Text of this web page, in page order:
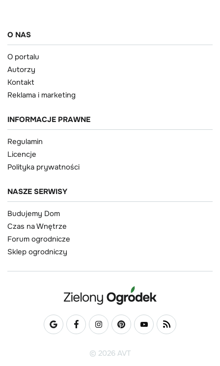
O NAS
O portalu
Autorzy
Kontakt
Reklama i marketing
INFORMACJE PRAWNE
Regulamin
Licencje
Polityka prywatności
NASZE SERWISY
Budujemy Dom
Czas na Wnętrze
Forum ogrodnicze
Sklep ogrodniczy
© 2026 AVT